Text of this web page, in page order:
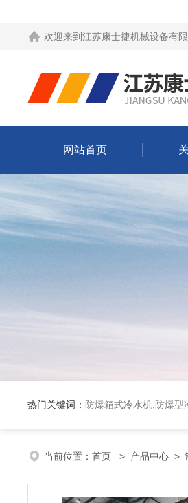
欢迎来到 江苏康士捷机械设备有
网站首页
热门关键词： 防爆箱式冷水机,防爆
当前位置： 首页 > 产品中心 >